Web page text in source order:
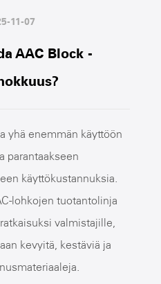
11-07
AAC Block -
yhä enemmän käyttöön
parantaakseen
käyttökustannuksia.
lohkojen tuotantolinja
valmistajille,
kevyitä, kestäviä ja